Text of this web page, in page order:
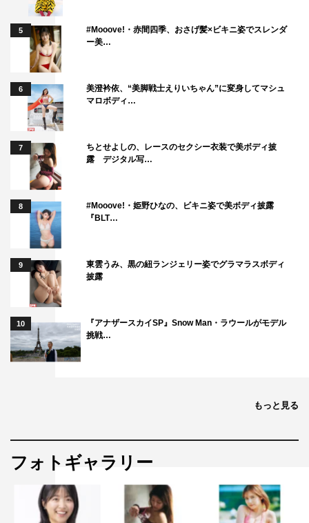
フジテレビ系
2023年12月18日（月）午後7時～9時
＜MC＞
浜田雅功
＜進行＞
佐久間みなみ（フジテレビアナウンサー）
＜ゲスト＞※五十音順
五十嵐亮太
糸井嘉男
加藤未唯
櫻井心那
白井一幸
貴景勝
高田真希
髙橋健太郎
田中史朗
戸郷翔征
星野伸之
馬瓜エブリン
山本智大
5
#Mooove!・赤間四季、おさげ髪×ビキニ姿でスレンダ
ー美…
6
美澄衿依、“美脚戦士えりいちゃん”に変身してマシュ
マロボディ…
7
ちとせよしの、レースのセクシー衣装で美ボディ披
露 デジタル写…
8
#Mooove!・姫野ひなの、ビキニ姿で美ボディ披露
『BLT…
9
東雲うみ、黒の紐ランジェリー姿でグラマラスボディ
披露
10
『アナザースカイSP』Snow Man・ラウールがモデル
挑戦…
もっと見る
フォトギャラリー